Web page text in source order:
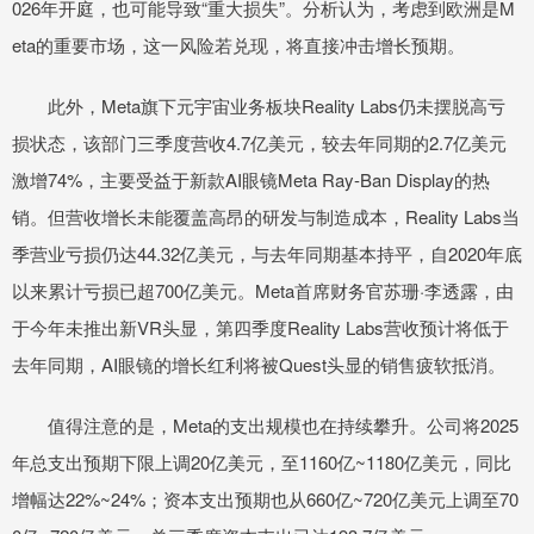
026年开庭，也可能导致“重大损失”。分析认为，考虑到欧洲是M
eta的重要市场，这一风险若兑现，将直接冲击增长预期。
此外，Meta旗下元宇宙业务板块Reality Labs仍未摆脱高亏
损状态，该部门三季度营收4.7亿美元，较去年同期的2.7亿美元
激增74%，主要受益于新款AI眼镜Meta Ray-Ban Display的热
销。但营收增长未能覆盖高昂的研发与制造成本，Reality Labs当
季营业亏损仍达44.32亿美元，与去年同期基本持平，自2020年底
以来累计亏损已超700亿美元。Meta首席财务官苏珊·李透露，由
于今年未推出新VR头显，第四季度Reality Labs营收预计将低于
去年同期，AI眼镜的增长红利将被Quest头显的销售疲软抵消。
值得注意的是，Meta的支出规模也在持续攀升。公司将2025
年总支出预期下限上调20亿美元，至1160亿~1180亿美元，同比
增幅达22%~24%；资本支出预期也从660亿~720亿美元上调至70